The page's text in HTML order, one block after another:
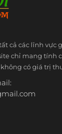
cả các lĩnh vực
chỉ mang tính
có giá trị